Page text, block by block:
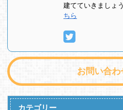
建てていきましょ
ちら
お問い合わ
カテゴリー